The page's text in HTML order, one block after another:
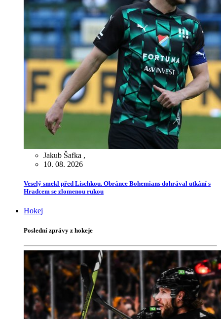
Jakub Šafka ,
10. 08. 2026
Veselý smekl před Lischkou. Obránce Bohemians dohrával utkání s
Hradcem se zlomenou rukou
Hokej
Poslední zprávy z hokeje